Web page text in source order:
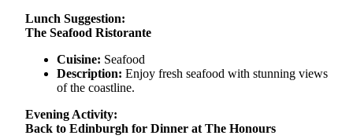
Lunch Suggestion:
The Seafood Ristorante
Cuisine: Seafood
Description: Enjoy fresh seafood with stunning views
of the coastline.
Evening Activity:
Back to Edinburgh for Dinner at The Honours